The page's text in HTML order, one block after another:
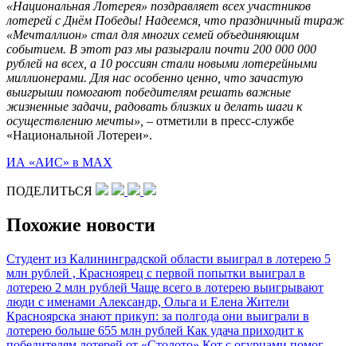
«Национальная Лотерея» поздравляет всех участников
лотерей с Днём Победы! Надеемся, что праздничный тираж
«Мечталлион» стал для многих семей объединяющим
событием. В этот раз мы разыграли почти 200 000 000
рублей на всех, а 10 россиян стали новыми лотерейными
миллионерами. Для нас особенно ценно, что зачастую
выигрыши помогают победителям решать важные
жизненные задачи, радовать близких и делать шаги к
осуществлению мечты», – отметили в пресс-службе
«Национальной Лотереи».
ИА «АИС» в МАХ
ПОДЕЛИТЬСЯ
Похожие новости
Студент из Калининградской области выиграл в лотерею 5
млн рублей , Красноярец с первой попытки выиграл в
лотерею 2 млн рублей Чаще всего в лотерею выигрывают
люди с именами Александр, Ольга и Елена Жители
Красноярска знают прикуп: за полгода они выиграли в
лотерею больше 655 млн рублей Как удача приходит к